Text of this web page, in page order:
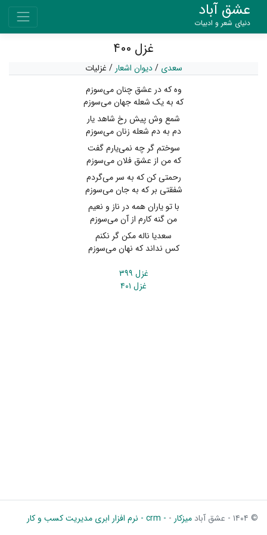
عشق آباد
دنیای شعر و ادبیات
غزل ۴۰۰
سعدی /دیوان اشعار / غزلیات
وه که در عشق چنان می‌سوزم
که به یک شعله جهان می‌سوزم
شمع وش پیش رخ شاهد یار
دم به دم شعله زنان می‌سوزم
سوختم گر چه نمی‌یارم گفت
که من از عشق فلان می‌سوزم
رحمتی کن که به سر می‌گردم
شفقتی بر که به جان می‌سوزم
با تو یاران همه در ناز و نعیم
من گنه کارم از آن می‌سوزم
سعدیا ناله مکن گر نکنم
کس نداند که نهان می‌سوزم
غزل ۳۹۹
غزل ۴۰۱
© ۱۴۰۴ - عشق آباد میزکار - - crm - نرم افزار ابری مدیریت کسب و کار